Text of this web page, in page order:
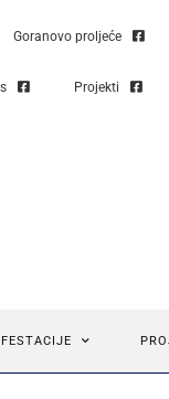
Goranovo proljeće
Projekti